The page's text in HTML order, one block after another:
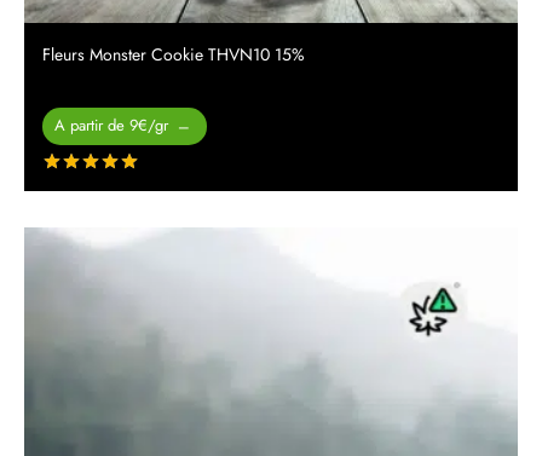
Fleurs Monster Cookie THVN10 15%
A partir de 9€/gr –
Plage de
prix :
à